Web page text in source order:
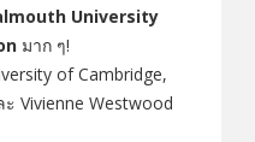
University
มาก ๆ!
of Cambridge,
Vivienne Westwood